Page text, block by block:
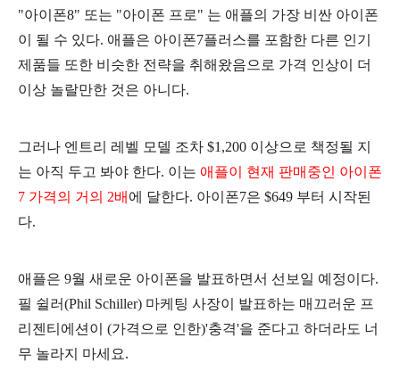
"아이폰8" 또는 "아이폰 프로" 는 애플의 가장 비싼 아이폰
이 될 수 있다. 애플은 아이폰7플러스를 포함한 다른 인기
제품들 또한 비슷한 전략을 취해왔음으로 가격 인상이 더
이상 놀랄만한 것은 아니다.
그러나 엔트리 레벨 모델 조차 $1,200 이상으로 책정될 지
는 아직 두고 봐야 한다. 이는 애플이 현재 판매중인 아이폰
7 가격의 거의 2배 에 달한다. 아이폰7은 $649 부터 시작된
다.
애플은 9월 새로운 아이폰을 발표하면서 선보일 예정이다.
필 쉴러(Phil Schiller) 마케팅 사장이 발표하는 매끄러운 프
리젠티에션이 (가격으로 인한)'충격'을 준다고 하더라도 너
무 놀라지 마세요.